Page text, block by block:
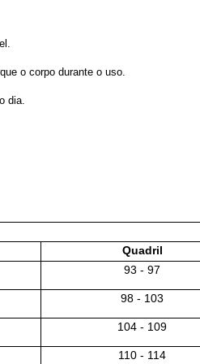
o corpo durante o uso.
dia.
Quadril
93 - 97
98 - 103
104 - 109
110 - 114